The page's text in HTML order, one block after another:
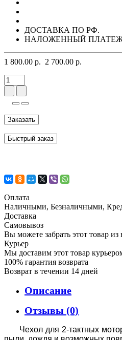
ДОСТАВКА ПО РФ.
НАЛОЖЕННЫЙ
1 800.00 р. 2 700.00 р.
Заказать
Быстрый заказ
Оплата
Наличными, Безналичными,
Доставка
Самовывоз
Вы можете забрать этот товар
Курьер
Мы доставим этот товар
100% гарантия возврата
Возврат в течении 14 дней
Описание
Отзывы (0)
Чехол для 2-тактных